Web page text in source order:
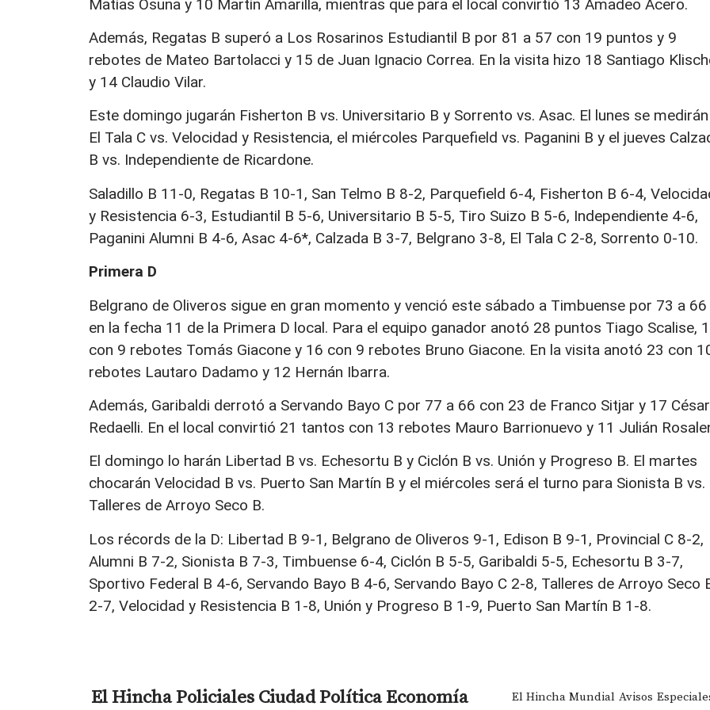
Matías Osuna y 10 Martín Amarilla, mientras que para el local convirtió 13 Amadeo Acero.
Además, Regatas B superó a Los Rosarinos Estudiantil B por 81 a 57 con 19 puntos y 9
rebotes de Mateo Bartolacci y 15 de Juan Ignacio Correa. En la visita hizo 18 Santiago
y 14 Claudio Vilar.
Este domingo jugarán Fisherton B vs. Universitario B y Sorrento vs. Asac. El lunes se medirán
El Tala C vs. Velocidad y Resistencia, el miércoles Parquefield vs. Paganini B y el jueves
B vs. Independiente de Ricardone.
Saladillo B 11-0, Regatas B 10-1, San Telmo B 8-2, Parquefield 6-4, Fisherton B 6-4,
y Resistencia 6-3, Estudiantil B 5-6, Universitario B 5-5, Tiro Suizo B 5-6, Independiente 4-6,
Paganini Alumni B 4-6, Asac 4-6*, Calzada B 3-7, Belgrano 3-8, El Tala C 2-8, Sorrento 0-10.
Primera D
Belgrano de Oliveros sigue en gran momento y venció este sábado a Timbuense por 73 a 66
en la fecha 11 de la Primera D local. Para el equipo ganador anotó 28 puntos Tiago Scalise,
con 9 rebotes Tomás Giacone y 16 con 9 rebotes Bruno Giacone. En la visita anotó 23 con
rebotes Lautaro Dadamo y 12 Hernán Ibarra.
Además, Garibaldi derrotó a Servando Bayo C por 77 a 66 con 23 de Franco Sitjar y 17 César
Redaelli. En el local convirtió 21 tantos con 13 rebotes Mauro Barrionuevo y 11 Julián
El domingo lo harán Libertad B vs. Echesortu B y Ciclón B vs. Unión y Progreso B. El martes
chocarán Velocidad B vs. Puerto San Martín B y el miércoles será el turno para Sionista B vs.
Talleres de Arroyo Seco B.
Los récords de la D: Libertad B 9-1, Belgrano de Oliveros 9-1, Edison B 9-1, Provincial C 8-2,
Alumni B 7-2, Sionista B 7-3, Timbuense 6-4, Ciclón B 5-5, Garibaldi 5-5, Echesortu B 3-7,
Sportivo Federal B 4-6, Servando Bayo B 4-6, Servando Bayo C 2-8, Talleres de Arroyo Seco
2-7, Velocidad y Resistencia B 1-8, Unión y Progreso B 1-9, Puerto San Martín B 1-8.
El HinchaPolicialesCiudadPolíticaEconomía El Hincha Mundial Avisos